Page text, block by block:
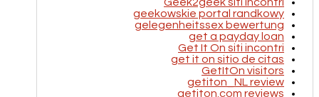
geekowskie portal randkowy
gelegenheitssex bewertung
get a payday loan
Get It On siti incontri
get it on sitio de citas
GetItOn visitors
getiton_NL review
getiton.com reviews